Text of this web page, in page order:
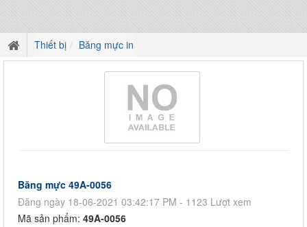
Thiết bị Băng mực in
Băng mực 49A-0056
Đăng ngày 18-06-2021 03:42:17 PM - 1123 Lượt xem
Mã sản phẩm: 49A-0056